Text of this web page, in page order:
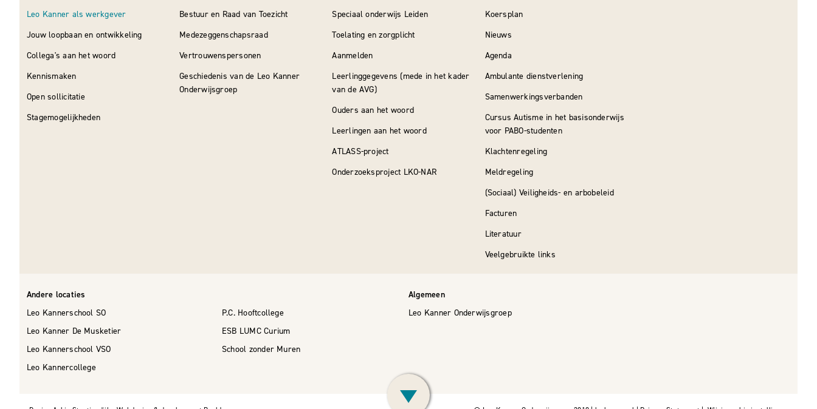
Leo Kanner als werkgever
Jouw loopbaan en ontwikkeling
Collega's aan het woord
Kennismaken
Open sollicitatie
Stagemogelijkheden
Bestuur en Raad van Toezicht
Medezeggenschapsraad
Vertrouwenspersonen
Geschiedenis van de Leo Kanner
Onderwijsgroep
Speciaal onderwijs Leiden
Toelating en zorgplicht
Aanmelden
Leerlinggegevens (mede in het kader
van de AVG)
Ouders aan het woord
Leerlingen aan het woord
ATLASS-project
Onderzoeksproject LKO-NAR
Koersplan
Nieuws
Agenda
Ambulante dienstverlening
Samenwerkingsverbanden
Cursus Autisme in het basisonderwijs
voor PABO-studenten
Klachtenregeling
Meldregeling
(Sociaal) Veiligheids- en arbobeleid
Facturen
Literatuur
Veelgebruikte links
Andere locaties
Leo Kannerschool SO
Leo Kanner De Musketier
Leo Kannerschool VSO
Leo Kannercollege
P.C. Hooftcollege
ESB LUMC Curium
School zonder Muren
Algemeen
Leo Kanner Onderwijsgroep